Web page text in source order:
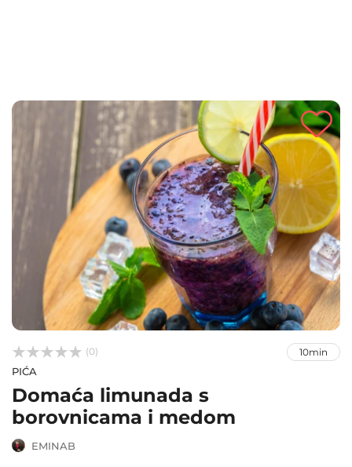


 (0) 10min
PIĆA
Domaća limunada s
borovnicama i medom
EMINAB